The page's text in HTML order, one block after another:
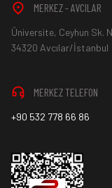
*İade ve Değişim
Ürün
hesaba ya da Kredi
durumlar ilgili
MERKEZ - AVCILAR
Üniversite, Ceyhun Sk.
34320 Avcılar/İstanbul
MERKEZ TELEFON
+90 532 778 66 86